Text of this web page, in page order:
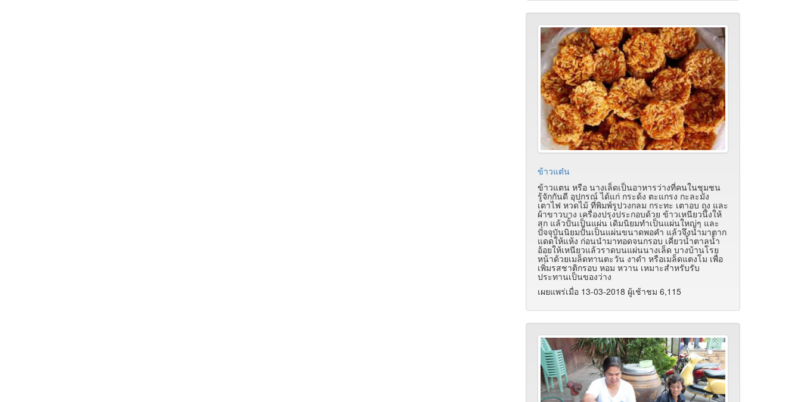
ข้าวแต๋น
ข้าวแตน หรือ นางเล็ดเป็นอาหารว่างที่คนในชุมชน
รู้จักกันดี อุปกรณ์ ได้แก่ กระด้ง ตะแกรง กะละมัง
เตาไฟ หวดไม้ ที่พิมพ์รูปวงกลม กระทะ เตาอบ ถุง และ
ผ้าขาวบาง เครื่องปรุงประกอบด้วย ข้าวเหนียวนึ่งให้
สุก แล้วปั้นเป็นแผ่น เดิมนิยมทำเป็นแผ่นใหญ่ๆ และ
ปัจจุบันนิยมปั้นเป็นแผ่นขนาดพอคำ แล้วจึงนำมาตาก
แดดให้แห้ง ก่อนนำมาทอดจนกรอบ เคี่ยวน้ำตาลน้ำ
อ้อยให้เหนียวแล้วราดบนแผ่นนางเล็ด บางบ้านโรย
หน้าด้วยเมล็ดทานตะวัน งาดำ หรือเมล็ดแตงโม เพื่อ
เพิ่มรสชาติกรอบ หอม หวาน เหมาะสำหรับรับ
ประทานเป็นของว่าง
เผยแพร่เมื่อ 13-03-2018 ผู้เช้าชม 6,115